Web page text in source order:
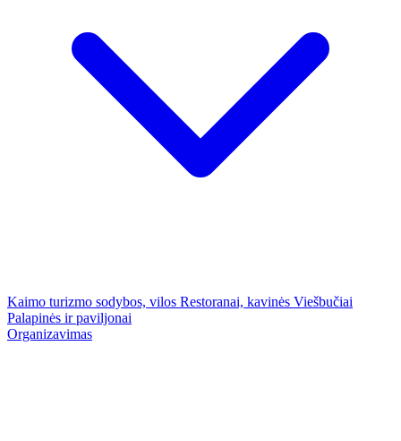
Kaimo turizmo sodybos, vilos Restoranai, kavinės Viešbučiai
Palapinės ir paviljonai
Organizavimas